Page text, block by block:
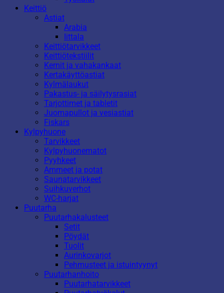
Keittiö
Astiat
Arabia
Iittala
Keittiötarvikkeet
Keittiötekstiilit
Kernit ja vahakankaat
Kertakäyttöastiat
Kylmälaukut
Pakastus- ja säilytysrasiat
Tarjottimet ja tabletit
Juomapullot ja vesiastiat
Fiskars
Kylpyhuone
Tarvikkeet
Kylpyhuonematot
Pyyhkeet
Ammeet ja potat
Saunatarvikkeet
Suihkuverhot
WC-harjat
Puutarha
Puutarhakalusteet
Setit
Pöydät
Tuolit
Aurinkovarjot
Pehmusteet ja istuintyynyt
Puutarhanhoito
Puutarhatarvikkeet